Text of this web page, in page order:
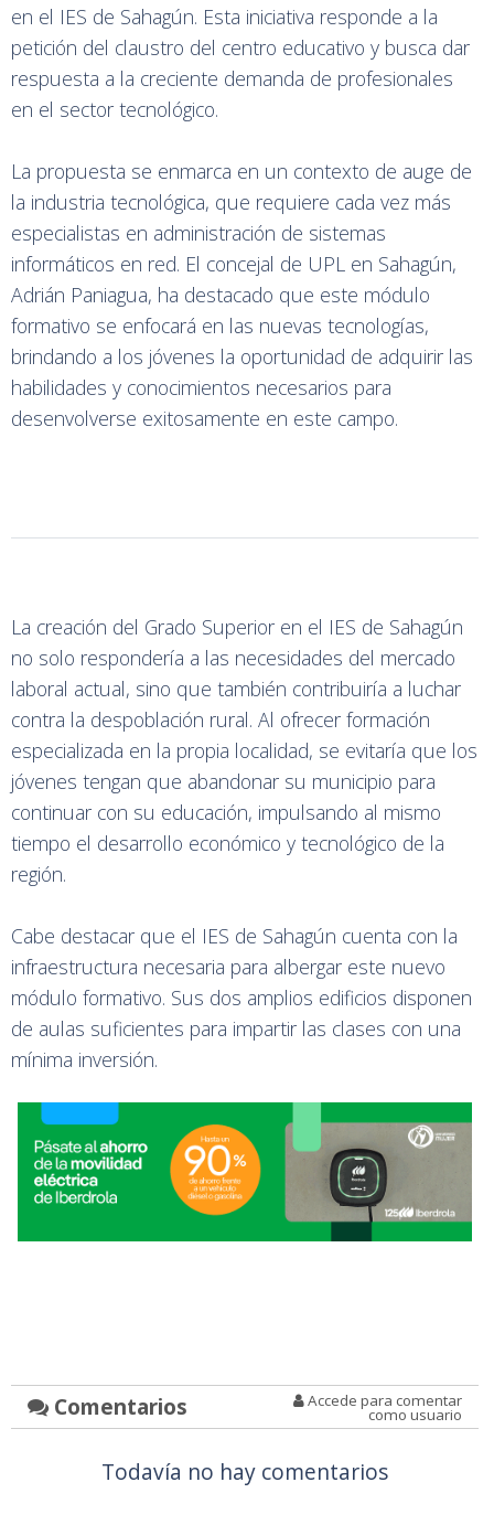
en el IES de Sahagún. Esta iniciativa responde a la
petición del claustro del centro educativo y busca dar
respuesta a la creciente demanda de profesionales
en el sector tecnológico.
La propuesta se enmarca en un contexto de auge de
la industria tecnológica, que requiere cada vez más
especialistas en administración de sistemas
informáticos en red. El concejal de UPL en Sahagún,
Adrián Paniagua, ha destacado que este módulo
formativo se enfocará en las nuevas tecnologías,
brindando a los jóvenes la oportunidad de adquirir las
habilidades y conocimientos necesarios para
desenvolverse exitosamente en este campo.
La creación del Grado Superior en el IES de Sahagún
no solo respondería a las necesidades del mercado
laboral actual, sino que también contribuiría a luchar
contra la despoblación rural. Al ofrecer formación
especializada en la propia localidad, se evitaría que los
jóvenes tengan que abandonar su municipio para
continuar con su educación, impulsando al mismo
tiempo el desarrollo económico y tecnológico de la
región.
Cabe destacar que el IES de Sahagún cuenta con la
infraestructura necesaria para albergar este nuevo
módulo formativo. Sus dos amplios edificios disponen
de aulas suficientes para impartir las clases con una
mínima inversión.
Comentarios Accede para comentar
como usuario
Todavía no hay comentarios